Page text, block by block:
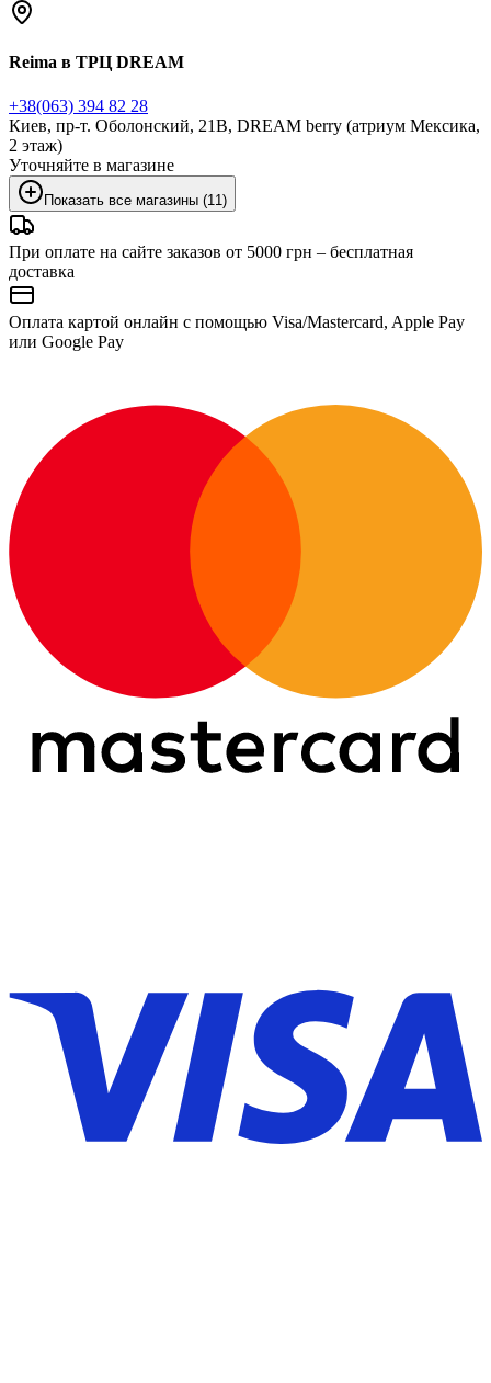
Reima в ТРЦ DREAM
+38(063) 394 82 28
Киев, пр-т. Оболонский, 21В, DREAM berry (атриум Мексика,
2 этаж)
Уточняйте в магазине
Показать все магазины (11)
При оплате на сайте заказов от 5000 грн – бесплатная
доставка
Оплата картой онлайн с помощью Visa/Mastercard, Apple Pay
или Google Pay